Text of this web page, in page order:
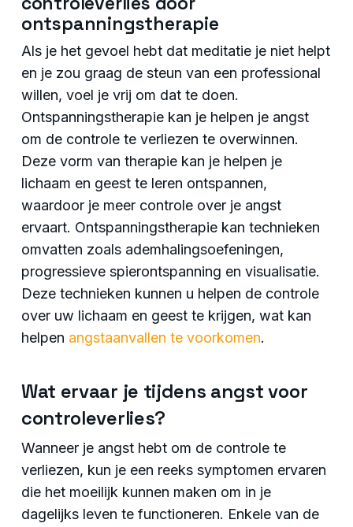
ontspanningstherapie
Als je het gevoel hebt dat meditatie je niet helpt
en je zou graag de steun van een professional
willen, voel je vrij om dat te doen.
Ontspanningstherapie kan je helpen je angst
om de controle te verliezen te overwinnen.
Deze vorm van therapie kan je helpen je
lichaam en geest te leren ontspannen,
waardoor je meer controle over je angst
ervaart. Ontspanningstherapie kan technieken
omvatten zoals ademhalingsoefeningen,
progressieve spierontspanning en visualisatie.
Deze technieken kunnen u helpen de controle
over uw lichaam en geest te krijgen, wat kan
helpen angstaanvallen te voorkomen.
Wat ervaar je tijdens angst voor
controleverlies?
Wanneer je angst hebt om de controle te
verliezen, kun je een reeks symptomen ervaren
die het moeilijk kunnen maken om in je
dagelijks leven te functioneren. Enkele van de